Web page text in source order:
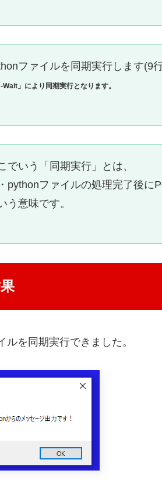
ファイルを同期実行します(9行
」により同期実行となります。
でいう「同期実行」とは、
pythonファイルの処理完了後に
う意味です。
ルを同期実行できました。